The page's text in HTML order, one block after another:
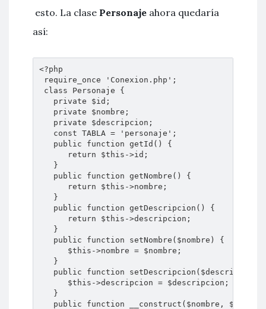
esto. La clase Personaje ahora quedaría
así:
<?php
require_once 'Conexion.php';
class Personaje {
private $id;
private $nombre;
private $descripcion;
const TABLA = 'personaje';
public function getId() {
return $this->id;
}
public function getNombre() {
return $this->nombre;
}
public function getDescripcion() {
return $this->descripcion;
}
public function setNombre($nombre) {
$this->nombre = $nombre;
}
public function
$this->descripcion = $descripcion;
}
public function __construct($nombre,